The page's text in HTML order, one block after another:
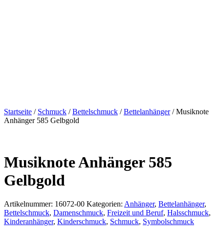
Startseite / Schmuck /Bettelschmuck /Bettelanhänger/ Musiknote
Anhänger 585 Gelbgold
Musiknote Anhänger 585
Gelbgold
Artikelnummer: 16072-00 Kategorien: Anhänger, Bettelanhänger,
Bettelschmuck, Damenschmuck, Freizeit und Beruf, Halsschmuck,
Kinderanhänger, Kinderschmuck, Schmuck, Symbolschmuck